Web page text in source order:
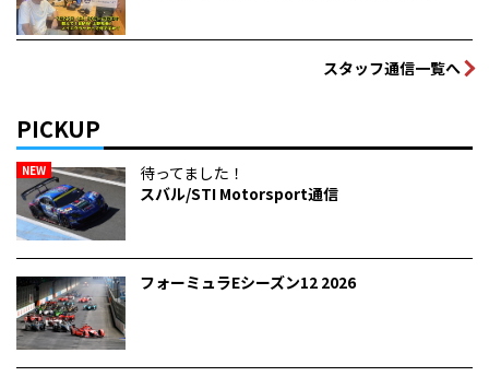
スタッフ通信一覧へ
PICKUP
NEW
待ってました！
スバル/STI Motorsport通信
フォーミュラEシーズン12 2026